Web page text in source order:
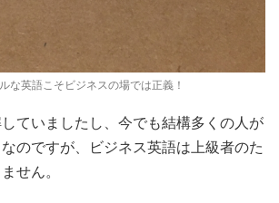
な英語こそビジネスの場では正義！
ていましたし、今でも結構多くの人が
のですが、ビジネス英語は上級者のた
せん。